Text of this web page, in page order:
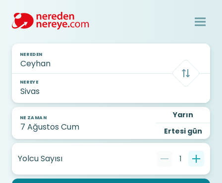
NEREDEN
NEREYE
NE ZAMAN
Yarın
Ertesi gün
Yolcu Sayısı 1